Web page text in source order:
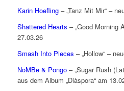
Karin Hoefling– „Tanz Mit Mir“ –
Shattered Hearts – „Good Morning
27.03.26
Smash Into Pieces – „Hollow“ –
NoMBe & Pongo– „Sugar Rush
aus dem Album „Diàspora“ am